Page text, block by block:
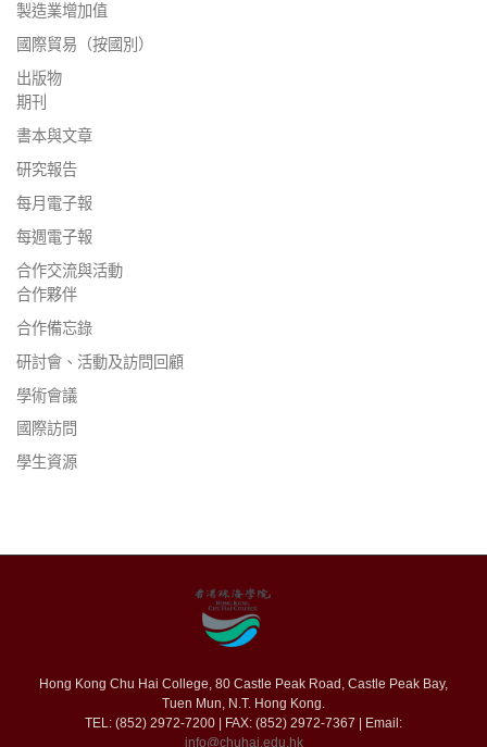
製造業增加值
國際貿易（按國別）
出版物
期刊
書本與文章
研究報告
每月電子報
每週電子報
合作交流與活動
合作夥伴
合作備忘錄
研討會、活動及訪問回顧
學術會議
國際訪問
學生資源
Hong Kong Chu Hai College, 80 Castle Peak Road, Castle Peak Bay,
Tuen Mun, N.T. Hong Kong.
TEL: (852) 2972-7200 | FAX: (852) 2972-7367 | Email:
info@chuhai.edu.hk